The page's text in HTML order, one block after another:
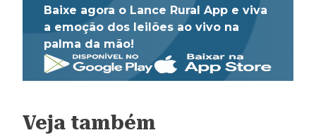
Baixe agora o Lance Rural App e viva
a emoção dos leilões ao vivo na
palma da mão!
Veja também